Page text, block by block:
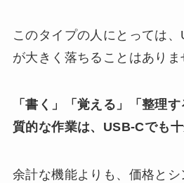
このタイプの人にとっては
が大きく落ちることはありま
「書く」「覚える」「整理
質的な作業は、USB-Cでも十
余計な機能よりも、価格と